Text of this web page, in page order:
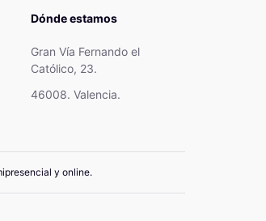
Dónde estamos
Gran Vía Fernando el
Católico, 23.
46008. Valencia.
y online.